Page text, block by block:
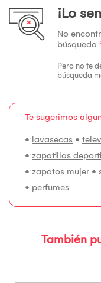
¡Lo
No
búsqueda
Pero no te
búsqueda
Te sugerimos
• lavasecas •
• zapatillas
• zapatos mujer •
• perfumes
También